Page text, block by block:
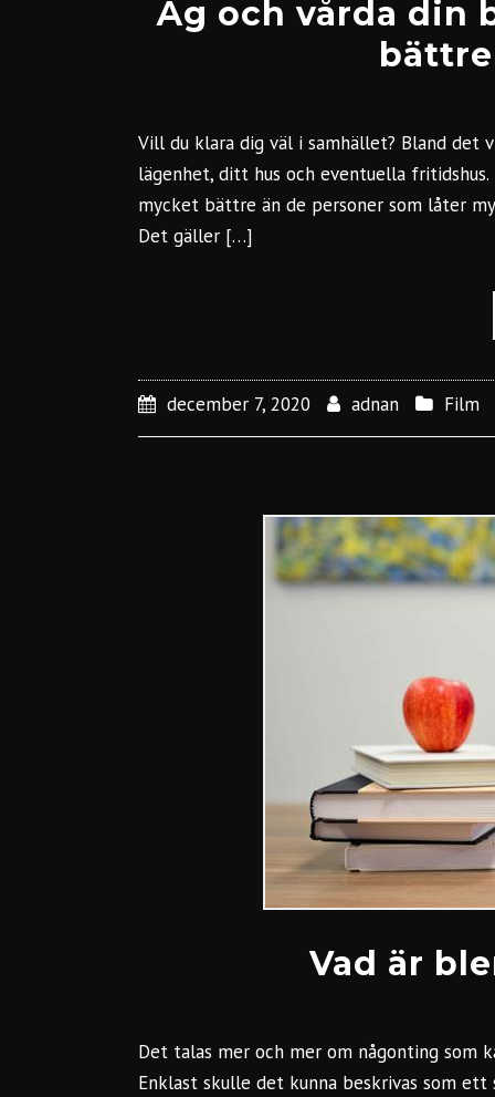
Äg och vårda din
Vill du klara dig väl i samhället? Bland det
lägenhet, ditt hus och eventuella
mycket bättre än de personer som låter
Det gäller […]
december 7, 2020 adnan Film
Vad är
Det talas mer och mer om någonting som
Enklast skulle det kunna beskrivas som